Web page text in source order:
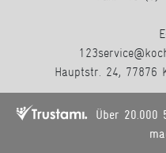
Hauptstr. 24, 77876
Über 20.000